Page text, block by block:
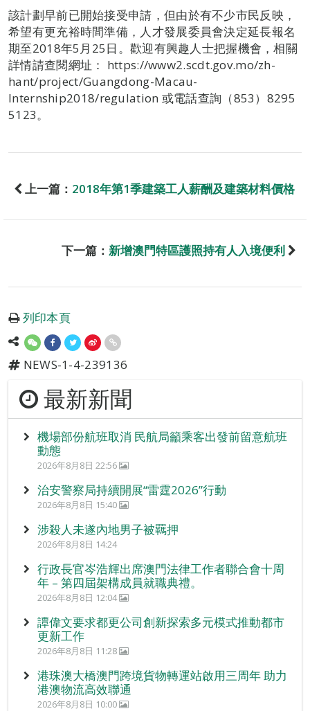
該計劃早前已開始接受申請，但由於有不少市民反映，
希望有更充裕時間準備，人才發展委員會決定延長報名
期至2018年5月25日。歡迎有興趣人士把握機會，相關
詳情請查閱網址： https://www2.scdt.gov.mo/zh-
hant/project/Guangdong-Macau-
Internship2018/regulation 或電話查詢（853）8295
5123。
上一篇： 2018年第1季建築工人薪酬及建築材料價格
下一篇： 新增澳門特區護照持有人入境便利
列印本頁
NEWS-1-4-239136
最新新聞
機場部份航班取消 民航局籲乘客出發前留意航班
動態
2026年8月8日 22:56
治安警察局持續開展“雷霆2026”行動
2026年8月8日 15:40
涉殺人未遂內地男子被羈押
2026年8月8日 14:24
行政長官岑浩輝出席澳門法律工作者聯合會十周
年 – 第四屆架構成員就職典禮。
2026年8月8日 12:04
譚偉文要求都更公司創新探索多元模式推動都市
更新工作
2026年8月8日 11:28
港珠澳大橋澳門跨境貨物轉運站啟用三周年 助力
港澳物流高效聯通
2026年8月8日 10:00